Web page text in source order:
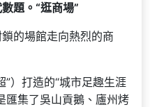
題。“逛商場”
的場館走向熱烈的商
”）打造的“城市足趣生涯
匯集了吳山貢鵝、廬州烤